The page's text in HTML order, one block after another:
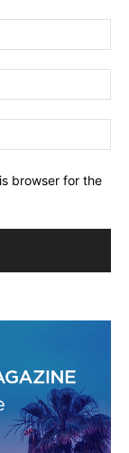
browser for the